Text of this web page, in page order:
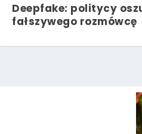
Deepfake: politycy
fałszywego rozmówcę